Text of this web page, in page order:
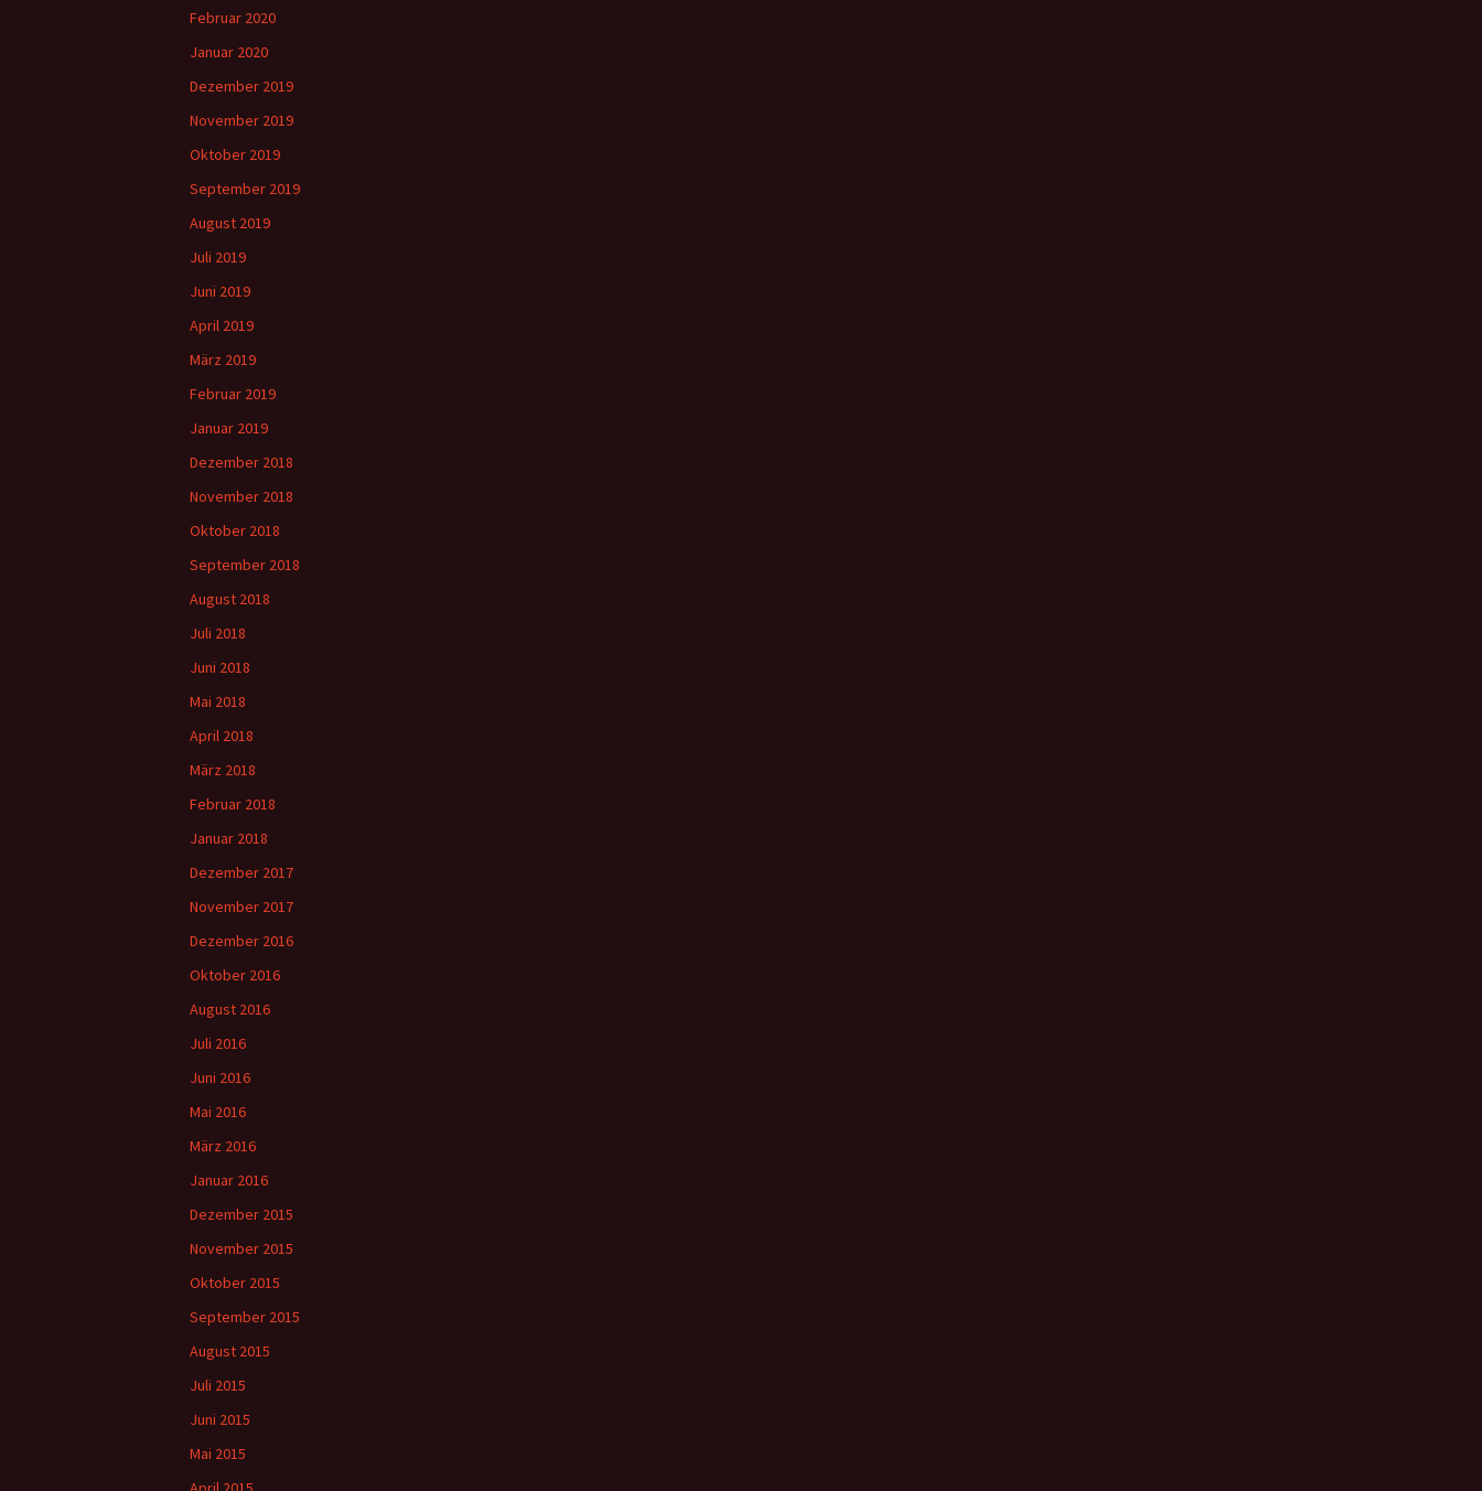
Februar 2020
Januar 2020
Dezember 2019
November 2019
Oktober 2019
September 2019
August 2019
Juli 2019
Juni 2019
April 2019
März 2019
Februar 2019
Januar 2019
Dezember 2018
November 2018
Oktober 2018
September 2018
August 2018
Juli 2018
Juni 2018
Mai 2018
April 2018
März 2018
Februar 2018
Januar 2018
Dezember 2017
November 2017
Dezember 2016
Oktober 2016
August 2016
Juli 2016
Juni 2016
Mai 2016
März 2016
Januar 2016
Dezember 2015
November 2015
Oktober 2015
September 2015
August 2015
Juli 2015
Juni 2015
Mai 2015